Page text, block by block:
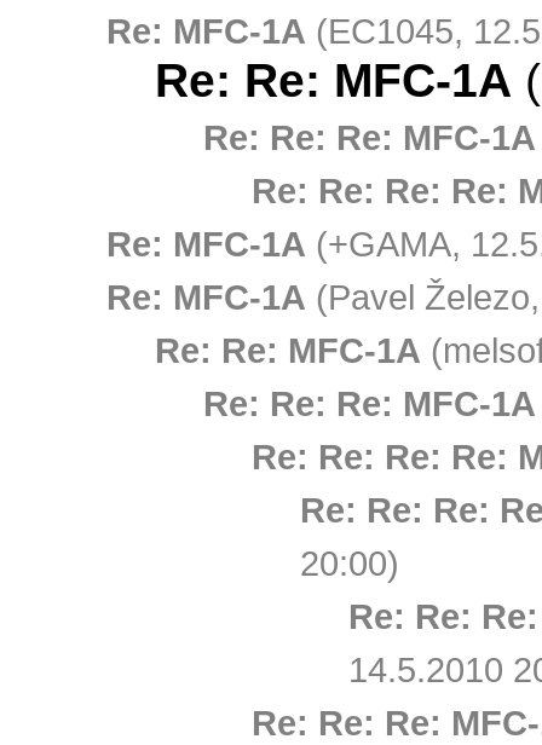
Re: MFC-1A (EC1045,
Re: Re: MFC-1A
Re: Re: Re: MFC-1A
Re: Re: Re: Re:
Re: MFC-1A (+GAMA,
Re: MFC-1A (Pavel
Re: Re: MFC-1A
Re: Re: Re: MFC-1A
Re: Re: Re: Re:
Re: Re: Re:
20:00)
Re: Re:
14.5.2010
Re: Re: Re: